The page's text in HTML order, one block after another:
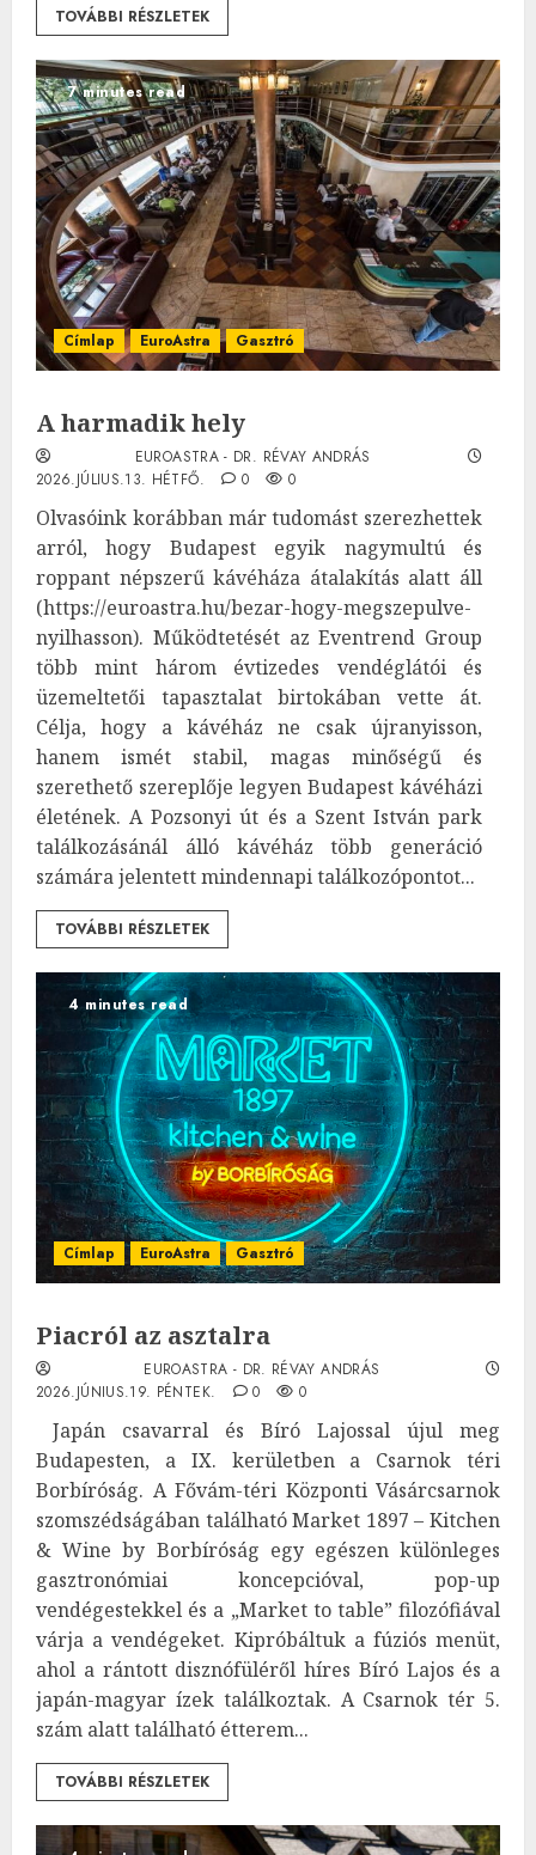
TOVÁBBI RÉSZLETEK
7 minutes read
Címlap EuroAstra Gasztró
A harmadik hely
EUROASTRA - DR. RÉVAY ANDRÁS
2026.JÚLIUS.13. HÉTFŐ.
0 0
Olvasóink korábban már tudomást szerezhettek
arról, hogy Budapest egyik nagymultú és
roppant népszerű kávéháza átalakítás alatt áll
(https://euroastra.hu/bezar-hogy-megszepulve-
nyilhasson). Működtetését az Eventrend Group
több mint három évtizedes vendéglátói és
üzemeltetői tapasztalat birtokában vette át.
Célja, hogy a kávéház ne csak újranyisson,
hanem ismét stabil, magas minőségű és
szerethető szereplője legyen Budapest kávéházi
életének. A Pozsonyi út és a Szent István park
találkozásánál álló kávéház több generáció
számára jelentett mindennapi találkozópontot...
TOVÁBBI RÉSZLETEK
4 minutes read
Címlap EuroAstra Gasztró
Piacról az asztalra
EUROASTRA - DR. RÉVAY ANDRÁS
2026.JÚNIUS.19. PÉNTEK.
0 0
Japán csavarral és Bíró Lajossal újul meg
Budapesten, a IX. kerületben a Csarnok téri
Borbíróság. A Fővám-téri Központi Vásárcsarnok
szomszédságában található Market 1897 – Kitchen
& Wine by Borbíróság egy egészen különleges
gasztronómiai koncepcióval, pop-up
vendégestekkel és a „Market to table” filozófiával
várja a vendégeket. Kipróbáltuk a fúziós menüt,
ahol a rántott disznófüléről híres Bíró Lajos és a
japán-magyar ízek találkoztak. A Csarnok tér 5.
szám alatt található étterem...
TOVÁBBI RÉSZLETEK